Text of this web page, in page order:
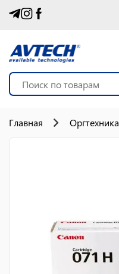
Главная Оргтехника